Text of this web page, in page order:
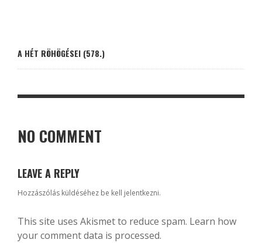
A HÉT RÖHÖGÉSEI (578.)
NO COMMENT
LEAVE A REPLY
Hozzászólás küldéséhez be kell jelentkezni.
This site uses Akismet to reduce spam. Learn how
your comment data is processed.